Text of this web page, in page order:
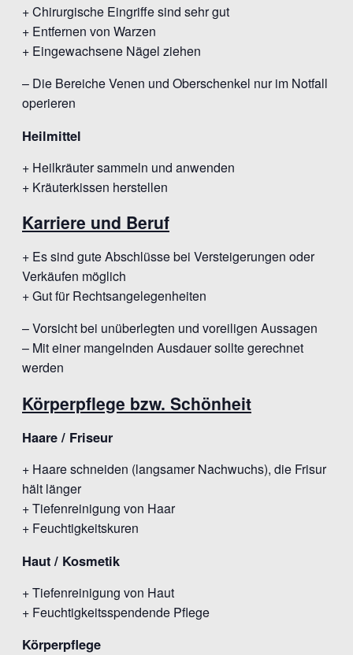
+ Chirurgische Eingriffe sind sehr gut
+ Entfernen von Warzen
+ Eingewachsene Nägel ziehen
– Die Bereiche Venen und Oberschenkel nur im Notfall
operieren
Heilmittel
+ Heilkräuter sammeln und anwenden
+ Kräuterkissen herstellen
Karriere und Beruf
+ Es sind gute Abschlüsse bei Versteigerungen oder
Verkäufen möglich
+ Gut für Rechtsangelegenheiten
– Vorsicht bei unüberlegten und voreiligen Aussagen
– Mit einer mangelnden Ausdauer sollte gerechnet
werden
Körperpflege bzw. Schönheit
Haare / Friseur
+ Haare schneiden (langsamer Nachwuchs), die Frisur
hält länger
+ Tiefenreinigung von Haar
+ Feuchtigkeitskuren
Haut / Kosmetik
+ Tiefenreinigung von Haut
+ Feuchtigkeitsspendende Pflege
Körperpflege